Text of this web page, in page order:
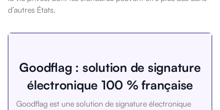
d’autres États.
Goodflag : solution de signature
électronique 100 % française
Goodflag est une solution de signature électronique